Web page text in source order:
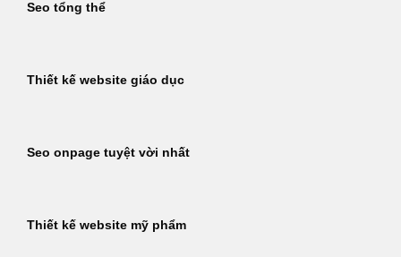
Seo tổng thể
Thiết kế website giáo dục
Seo onpage tuyệt vời nhất
Thiết kế website mỹ phẩm